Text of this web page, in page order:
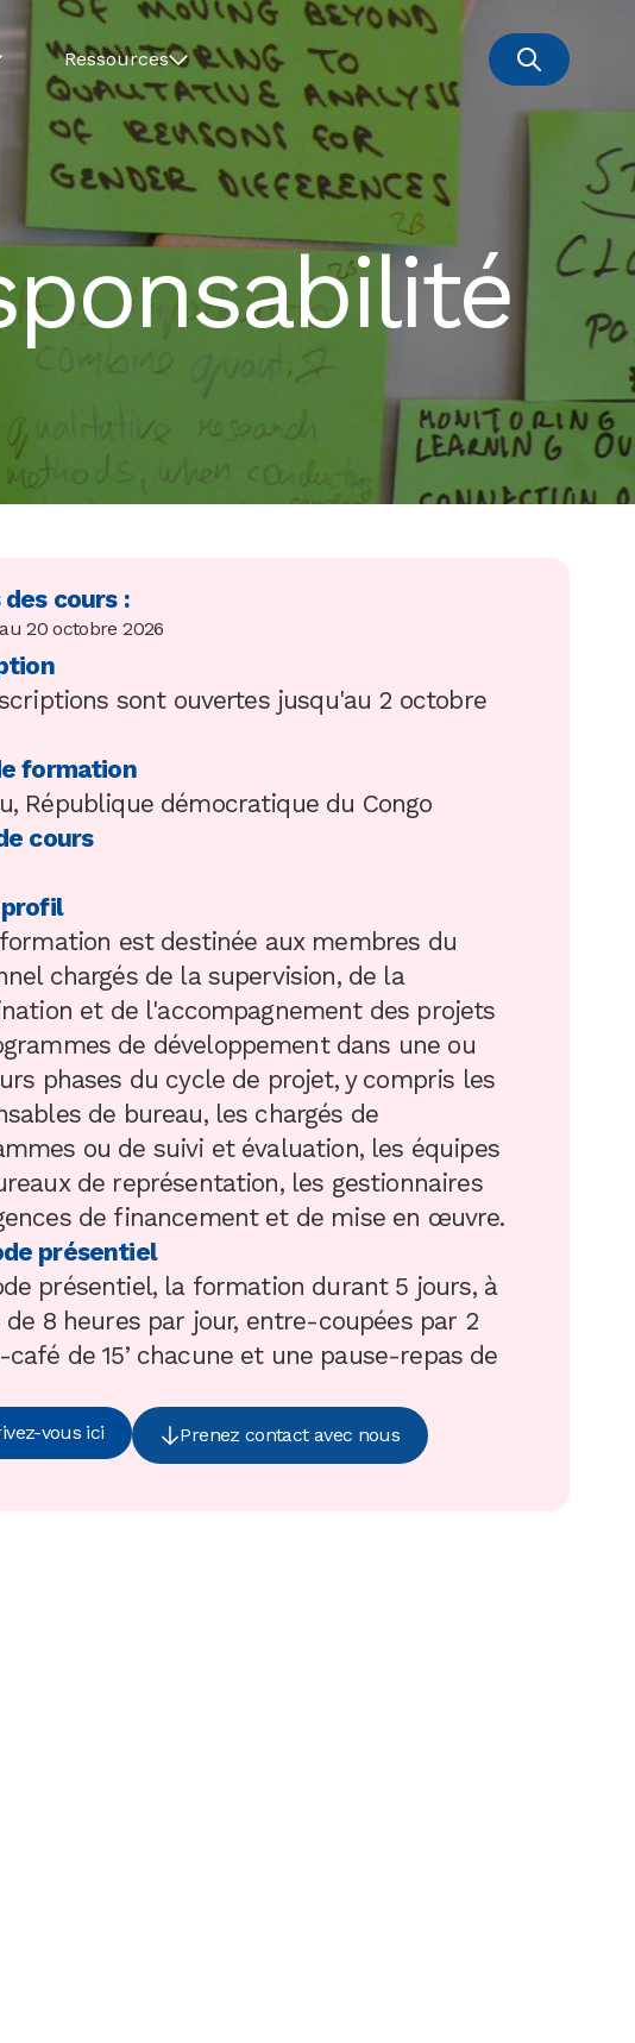
Ressources
cours :
20 octobre 2026
sont ouvertes jusqu'au 2 octobre
formation
République démocratique du Congo
cours
est destinée aux membres du
chargés de la supervision, de la
et de l'accompagnement des projets
de développement dans une ou
phases du cycle de projet, y compris les
de bureau, les chargés de
ou de suivi et évaluation, les équipes
de représentation, les gestionnaires
de financement et de mise en œuvre.
présentiel
présentiel, la formation durant 5 jours, à
de 8 heures par jour, entre-coupées par 2
café de 15’ chacune et une pause-repas de
vous ici Prenez contact avec nous